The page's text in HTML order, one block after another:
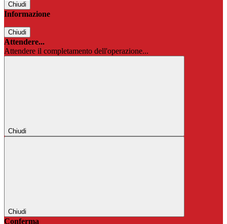
Chiudi
Informazione
Chiudi
Attendere...
Attendere il completamento dell'operazione...
Chiudi
Chiudi
Conferma